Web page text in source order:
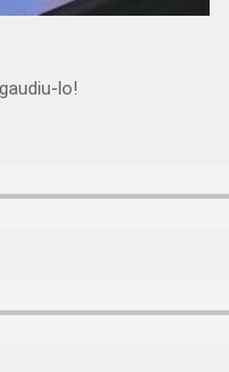
lo!